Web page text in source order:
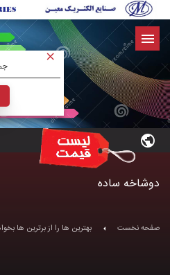
دوشاخه ساده
صفحه نخست بهترین ها را از برترین ها